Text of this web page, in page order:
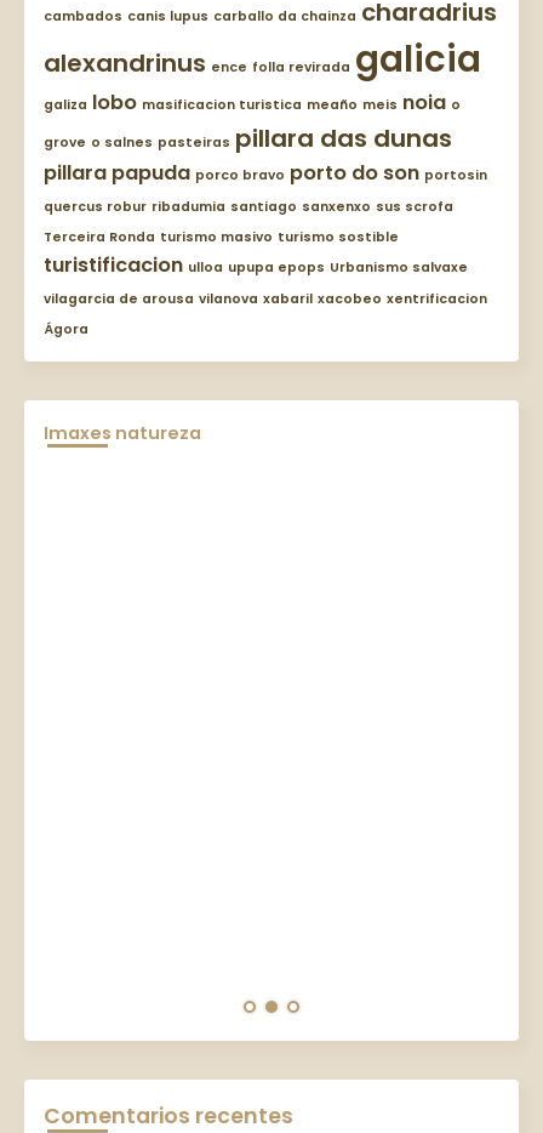
cambados canis lupus carballo da chainza charadrius
alexandrinus ence folla revirada galicia
galiza lobo masificacion turistica meaño meis noia o
grove o salnes pasteiras pillara das dunas
pillara papuda porco bravo porto do son portosin
quercus robur ribadumia santiago sanxenxo sus scrofa
Terceira Ronda turismo masivo turismo sostible
turistificacion ulloa upupa epops Urbanismo salvaxe
vilagarcia de arousa vilanova xabaril xacobeo xentrificacion
Ágora
Imaxes natureza
Comentarios recentes